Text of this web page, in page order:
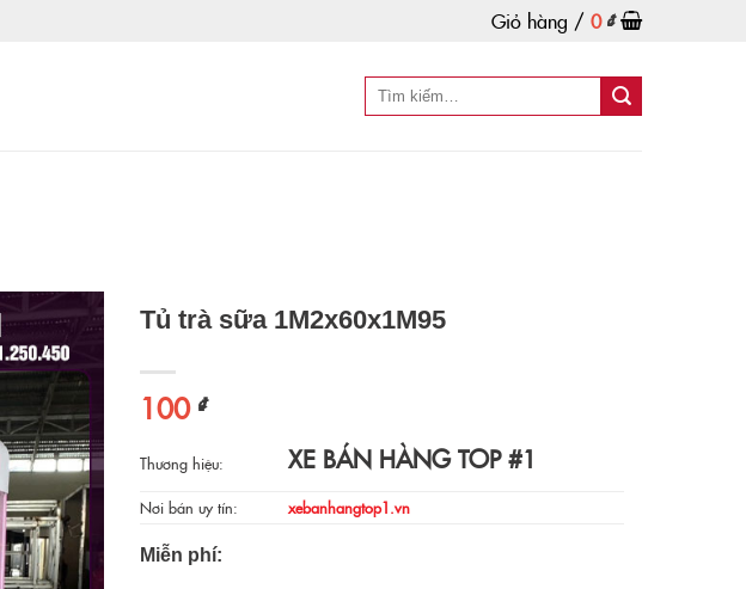
Giỏ hàng / 0₫
Tủ trà sữa 1M2x60x1M95
100 ₫
Thương hiệu: XE BÁN HÀNG TOP #1
Nơi bán uy tín: xebanhangtop1.vn
Miễn phí: